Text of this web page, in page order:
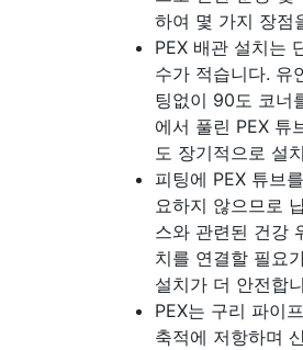
하여 몇 가지 장점
PEX 배관 설치는
수가 적습니다. 유
팅없이 90도 코너
에서 풀린 PEX 튜
도 장기적으로 설
피팅에 PEX 튜브
요하지 않으므로
스와 관련된 건강
치를 연결할 필요
설치가 더 안전합
PEX는 구리 파이
축적에 저항하며